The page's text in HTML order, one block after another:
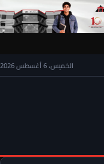
الخميس، 6 أغسطس 2026